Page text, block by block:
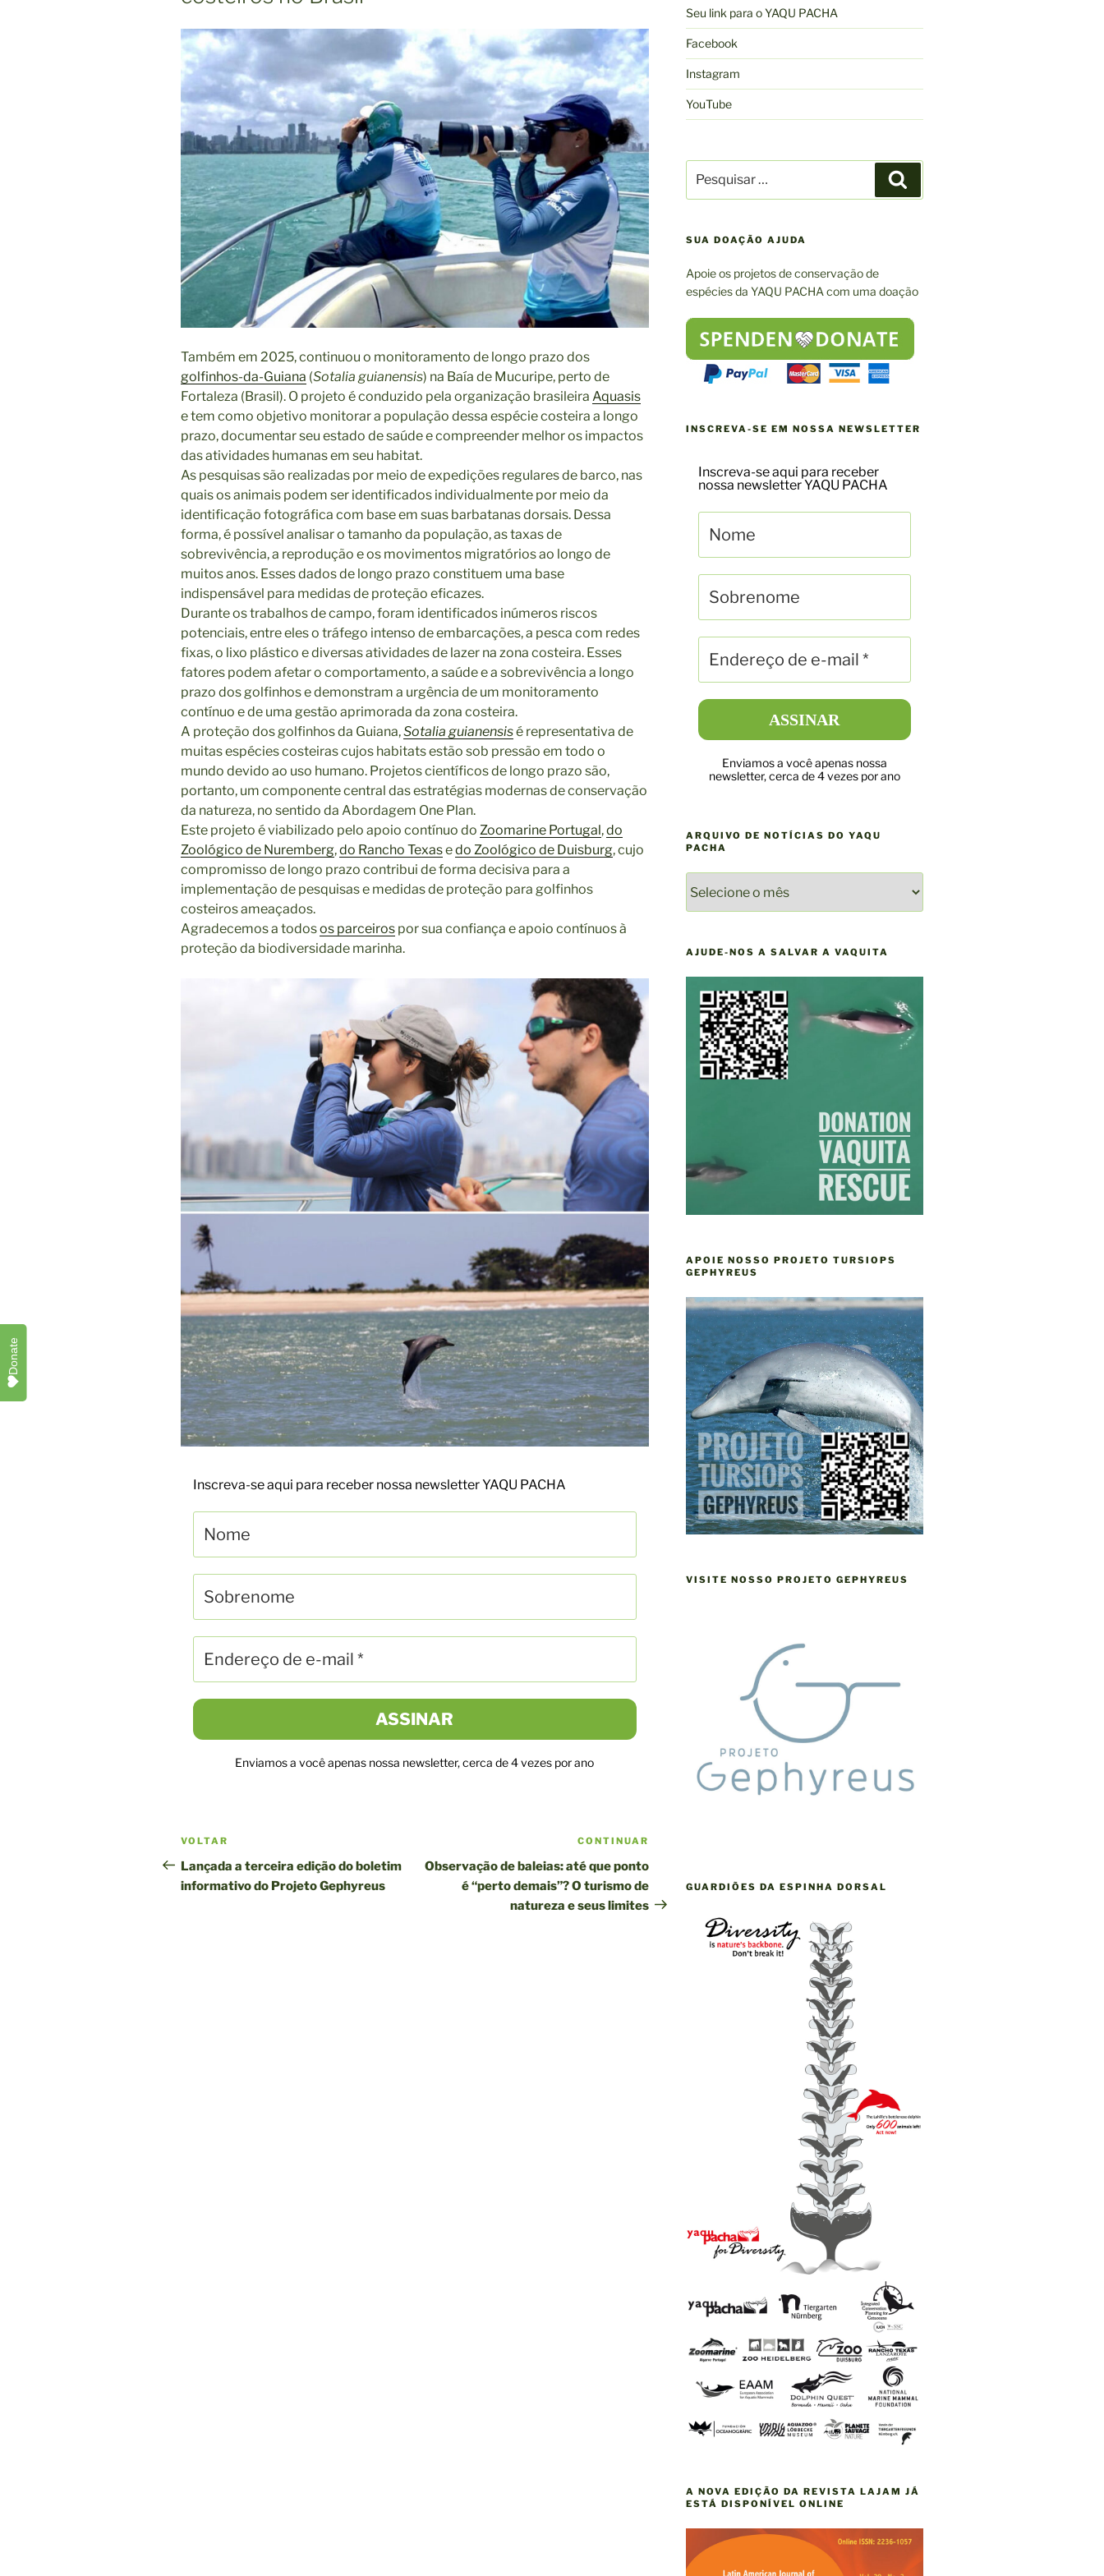
Também em 2025, continuou o monitoramento de longo prazo dos
golfinhos-da-Guiana (Sotalia guianensis) na Baía de Mucuripe, perto de
Fortaleza (Brasil). O projeto é conduzido pela organização brasileira Aquasis
e tem como objetivo monitorar a população dessa espécie costeira a longo
prazo, documentar seu estado de saúde e compreender melhor os impactos
das atividades humanas em seu habitat.
As pesquisas são realizadas por meio de expedições regulares de barco, nas
quais os animais podem ser identificados individualmente por meio da
identificação fotográfica com base em suas barbatanas dorsais. Dessa
forma, é possível analisar o tamanho da população, as taxas de
sobrevivência, a reprodução e os movimentos migratórios ao longo de
muitos anos. Esses dados de longo prazo constituem uma base
indispensável para medidas de proteção eficazes.
Durante os trabalhos de campo, foram identificados inúmeros riscos
potenciais, entre eles o tráfego intenso de embarcações, a pesca com redes
fixas, o lixo plástico e diversas atividades de lazer na zona costeira. Esses
fatores podem afetar o comportamento, a saúde e a sobrevivência a longo
prazo dos golfinhos e demonstram a urgência de um monitoramento
contínuo e de uma gestão aprimorada da zona costeira.
A proteção dos golfinhos da Guiana,Sotalia guianensisé representativa de
muitas espécies costeiras cujos habitats estão sob pressão em todo o
mundo devido ao uso humano. Projetos científicos de longo prazo são,
portanto, um componente central das estratégias modernas de conservação
da natureza, no sentido da Abordagem One Plan.
Este projeto é viabilizado pelo apoio contínuo do Zoomarine Portugal,do
Zoológico de Nuremberg,do Rancho Texasedo Zoológico de Duisburg, cujo
compromisso de longo prazo contribui de forma decisiva para a
implementação de pesquisas e medidas de proteção para golfinhos
costeiros ameaçados.
Agradecemos a todosos parceiros por sua confiança e apoio contínuos à
proteção da biodiversidade marinha.
Inscreva-se aqui para receber nossa newsletter YAQU PACHA
Enviamos a você apenas nossa newsletter, cerca de 4 vezes por ano
Navegação
pela
publicação
Postagem
anterior
VOLTAR
Lançada a terceira edição do boletim
informativo do Projeto Gephyreus
publicação
CONTINUAR
Observação de baleias: até que ponto
é “perto demais”? O turismo de
natureza e seus limites
Seu link para o YAQU PACHA
Facebook
Instagram
YouTube
por:
SUA DOAÇÃO AJUDA
Apoie os projetos de conservação de
espécies da YAQU PACHA com uma doação
INSCREVA-SE EM NOSSA NEWSLETTER
Inscreva-se aqui para receber
nossa newsletter YAQU PACHA
Enviamos a você apenas nossa
newsletter, cerca de 4 vezes por ano
ARQUIVO DE NOTÍCIAS DO YAQU
PACHA
DE
NOTÍCIAS
YAQU
AJUDE-NOS A SALVAR A VAQUITA
APOIE NOSSO PROJETO TURSIOPS
GEPHYREUS
VISITE NOSSO PROJETO GEPHYREUS
GUARDIÕES DA ESPINHA DORSAL
A NOVA EDIÇÃO DA REVISTA LAJAM JÁ
ESTÁ DISPONÍVEL ONLINE
Donate